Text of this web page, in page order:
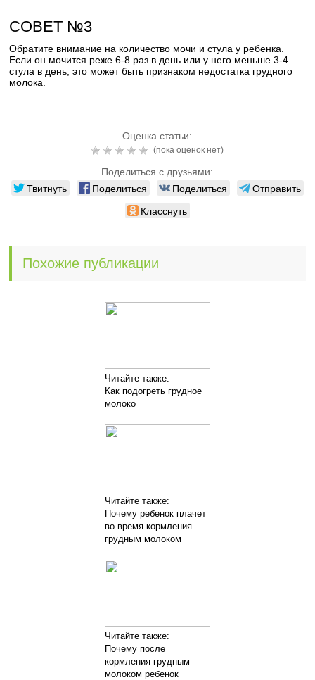
СОВЕТ №3
Обратите внимание на количество мочи и стула у ребенка.
Если он мочится реже 6-8 раз в день или у него меньше 3-4
стула в день, это может быть признаком недостатка грудного
молока.
Оценка статьи:
(пока оценок нет)
Поделиться с друзьями:
Твитнуть Поделиться Поделиться
Отправить
Класснуть
Похожие публикации
Читайте также:
Как подогреть грудное
молоко
Читайте также:
Почему ребенок плачет
во время кормления
грудным молоком
Читайте также:
Почему после
кормления грудным
молоком ребенок